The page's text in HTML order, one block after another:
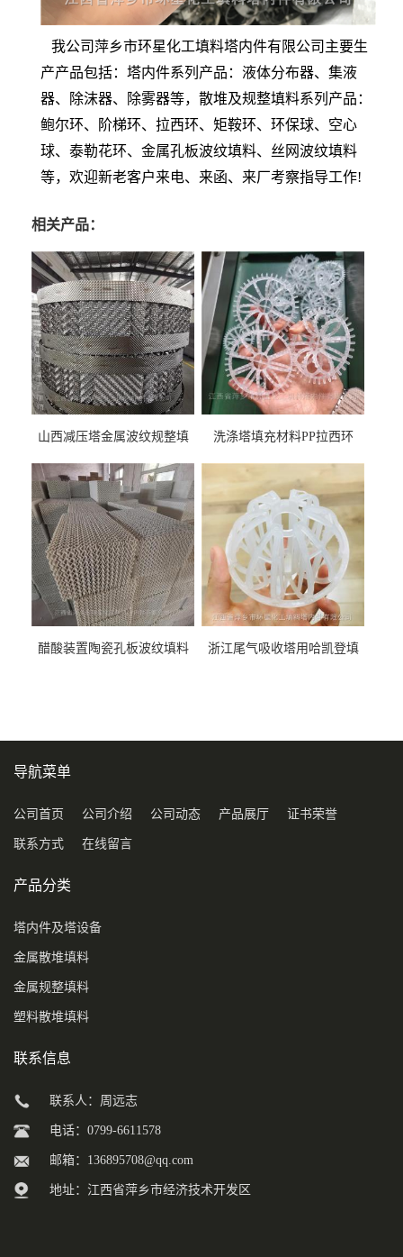
我公司萍乡市环星化工填料塔内件有限公司主要生
产产品包括：塔内件系列产品：液体分布器、集液
器、除沫器、除雾器等，散堆及规整填料系列产品：
鲍尔环、阶梯环、拉西环、矩鞍环、环保球、空心
球、泰勒花环、金属孔板波纹填料、丝网波纹填料
等，欢迎新老客户来电、来函、来厂考察指导工作!
相关产品：
山西减压塔金属波纹规整填
料
洗涤塔填充材料PP拉西环
醋酸装置陶瓷孔板波纹填料
浙江尾气吸收塔用哈凯登填
导航菜单
公司首页 公司介绍 公司动态 产品展厅 证书荣誉
联系方式 在线留言
产品分类
塔内件及塔设备
金属散堆填料
金属规整填料
塑料散堆填料
联系信息
联系人：周远志
电话：0799-6611578
邮箱： 136895708@qq.com
地址：江西省萍乡市经济技术开发区